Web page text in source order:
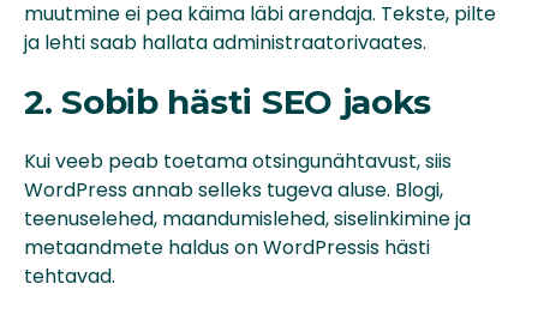
muutmine ei pea käima läbi arendaja. Tekste, pilte
ja lehti saab hallata administraatorivaates.
2. Sobib hästi SEO jaoks
Kui veeb peab toetama otsingunähtavust, siis
WordPress annab selleks tugeva aluse. Blogi,
teenuselehed, maandumislehed, siselinkimine ja
metaandmete haldus on WordPressis hästi
tehtavad.